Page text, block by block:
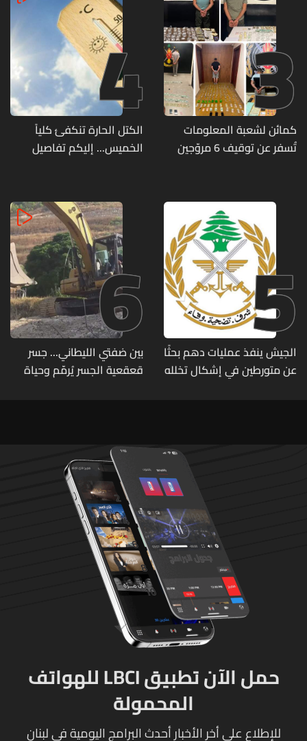
3
كمائن لشعبة المعلومات
تُسفر عن توقيف 6 مروّجين
4
الكتل الحارة تنكفئ كلياً
الخميس... إليكم تفاصيل
5
الجيش ينفذ عمليات دهم بحثًا
عن متورطين في إشكال تخلله
6
بين ضفتي الليطاني... جسر
قعقعية الجسر يُرمّم وحياة
حمل الآن تطبيق LBCI للهواتف
المحمولة
للإطلاع على أخر الأخبار أحدث البرامج اليومية في لبنان